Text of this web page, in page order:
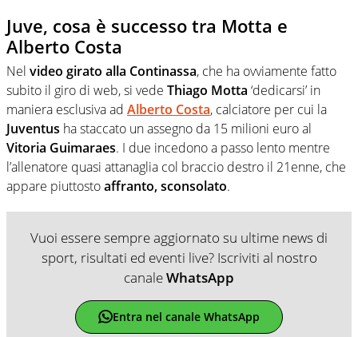
Juve, cosa è successo tra Motta e
Alberto Costa
Nel video girato alla Continassa, che ha ovviamente fatto
subito il giro di web, si vede Thiago Motta ‘dedicarsi’ in
maniera esclusiva ad Alberto Costa, calciatore per cui la
Juventus ha staccato un assegno da 15 milioni euro al
Vitoria Guimaraes. I due incedono a passo lento mentre
l’allenatore quasi attanaglia col braccio destro il 21enne, che
appare piuttostoaffranto, sconsolato.
Vuoi essere sempre aggiornato su ultime news di
sport, risultati ed eventi live? Iscriviti al nostro
canaleWhatsApp
Entra nel canale WhatsApp